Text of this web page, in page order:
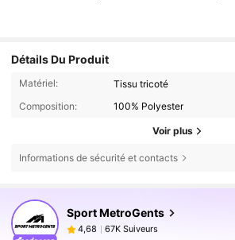
Détails Du Produit
Matériel:
Tissu tricoté
Composition:
100% Polyester
Voir plus
Informations de sécurité et contacts
Sport MetroGents
4,68
67K Suiveurs
b***5est en train de naviguer